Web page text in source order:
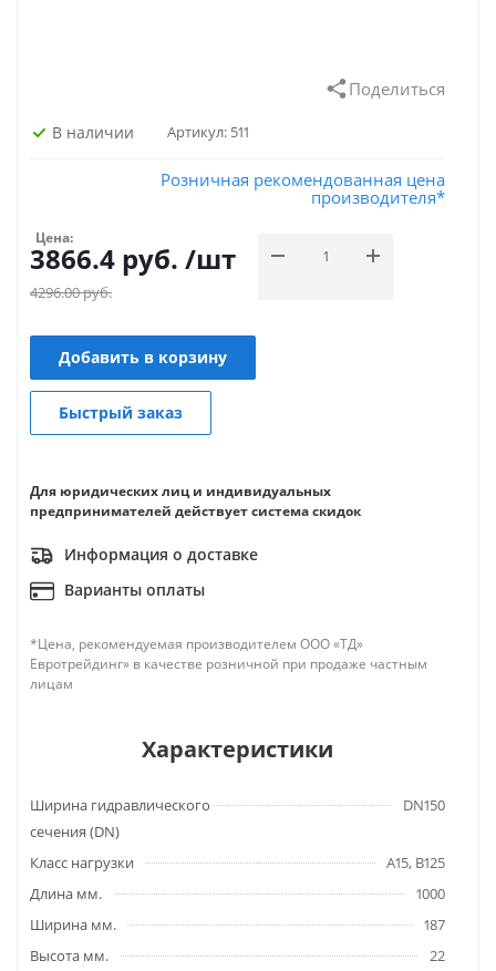
Поделиться
В наличии Артикул: 511
Розничная рекомендованная цена
производителя*
Цена:
3866.4 руб. /шт
4296.00руб.
Добавить в корзину
Быстрый заказ
Для юридических лиц и индивидуальных
предпринимателей действует система скидок
Информация о доставке
Варианты оплаты
*Цена, рекомендуемая производителем ООО «ТД»
Евротрейдинг» в качестве розничной при продаже частным
лицам
Характеристики
Ширина гидравлического
сечения (DN)
DN150
Класс нагрузки
A15, B125
Длина мм.
1000
Ширина мм.
187
Высота мм.
22